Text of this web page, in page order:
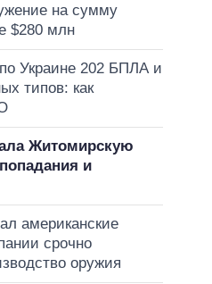
на сумму
$280 млн
Украине 202 БПЛА и
типов: как
Житомирскую
и
американские
срочно
оружия